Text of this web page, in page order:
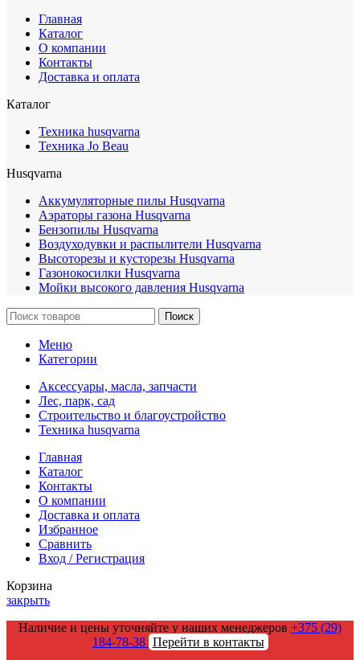
Главная
Каталог
О компании
Контакты
Доставка и оплата
Каталог
Техника husqvarna
Техника Jo Beau
Husqvarna
Аккумуляторные пилы Husqvarna
Аэраторы газона Husqvarna
Бензопилы Husqvarna
Воздуходувки и распылители Husqvarna
Высоторезы и кусторезы Husqvarna
Газонокосилки Husqvarna
Мойки высокого давления Husqvarna
Поиск
Меню
Категории
Аксессуары, масла, запчасти
Лес, парк, сад
Строительство и благоустройство
Техника husqvarna
Главная
Каталог
Контакты
О компании
Доставка и оплата
Избранное
Сравнить
Вход / Регистрация
Корзина
закрыть
Наличие и цены уточняйте у наших менеджеров +375 (29)
184-78-38 Перейти в контакты